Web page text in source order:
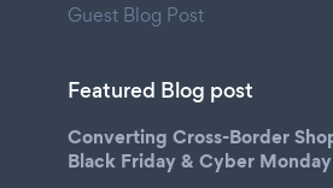
Guest Blog Post
Featured Blog post
Converting Cross-Border
Black Friday & Cyber Monday